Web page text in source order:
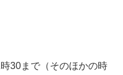
30まで（そのほかの時